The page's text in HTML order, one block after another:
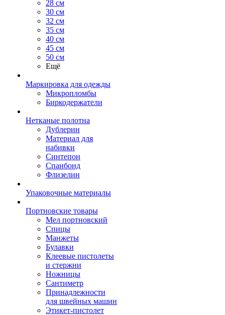
28 см
30 см
32 см
35 см
40 см
45 см
50 см
Ещё
Маркировка для одежды
Микропломбы
Биркодержатели
Нетканые полотна
Дублерин
Материал для
набивки
Синтепон
Спанбонд
Флизелин
Упаковочные материалы
Портновские товары
Мел портновский
Спицы
Манжеты
Булавки
Клеевые пистолеты
и стержни
Ножницы
Сантиметр
Принадлежности
для швейных машин
Этикет-пистолет